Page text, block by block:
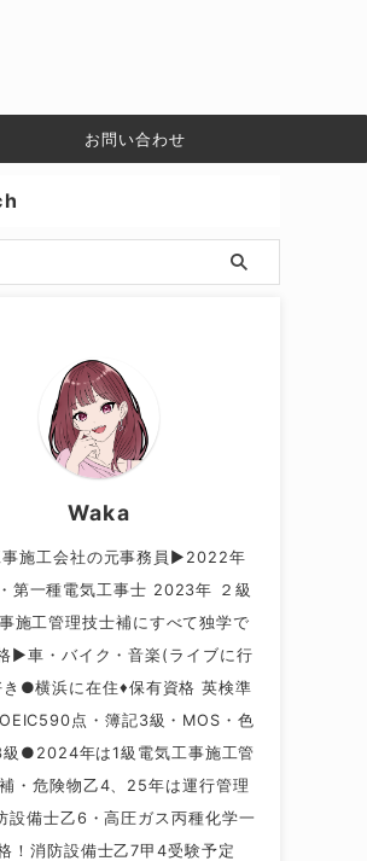
お問い合わせ
Waka
事施工会社の元事務員▶2022年
第一種電気工事士 2023年 ２級
施工管理技士補にすべて独学で
▶車・バイク・音楽(ライブに行
き●横浜に在住♦保有資格 英検準
点・簿記3級・MOS・色
級●2024年は1級電気工事施工管
・危険物乙4、25年は運行管理
設備士乙6・高圧ガス丙種化学一
！消防設備士乙7甲4受験予定